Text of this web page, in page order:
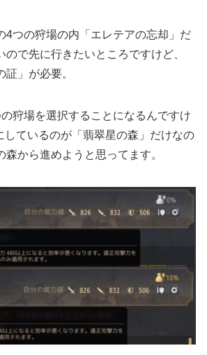
4つの狩場の内「エレテアの忘却」だ
ので先に行きたいところですけど、
証」が必要。
狩場を選択することになるんですけ
しているのが「翡翠星の森」だけなの
森から進めようと思ってます。